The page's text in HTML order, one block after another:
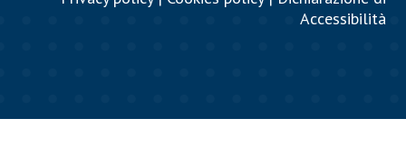
Accessibilità